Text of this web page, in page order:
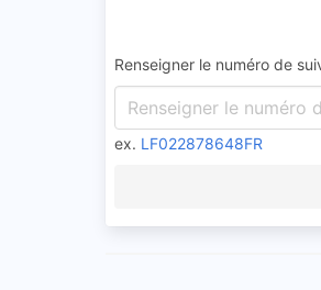
Renseigner le numéro de
ex. LF022878648FR